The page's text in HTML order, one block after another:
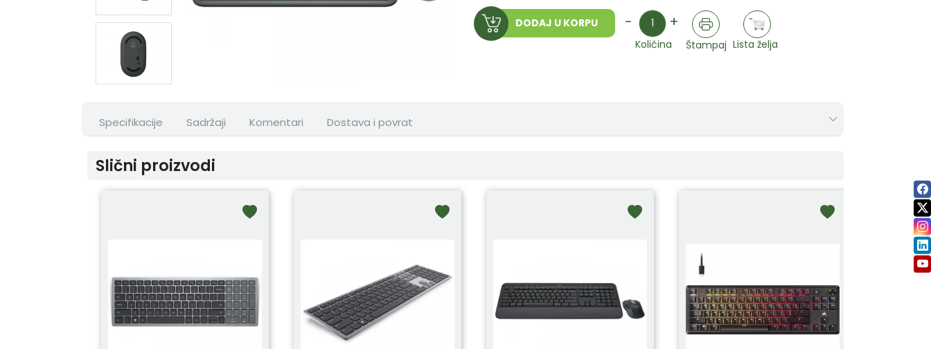
DODAJ U KORPU - Količina +
Količina Štampaj Lista želja
Specifikacije Sadržaji Komentari Dostava i povrat
Slični proizvodi